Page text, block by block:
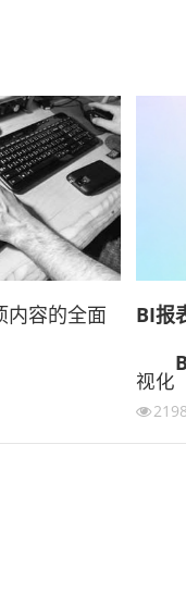
内容的全面
BI报
视化
2198